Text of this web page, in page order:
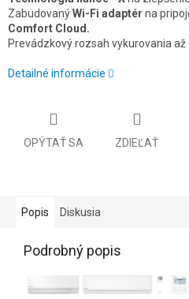
ZabudovanýWi-Fi adaptér na
Comfort Cloud.
Prevádzkový rozsah vykurovania až
Detailné informácie
OPÝTAŤ SA ZDIEĽAŤ
Popis Diskusia
Podrobný popis